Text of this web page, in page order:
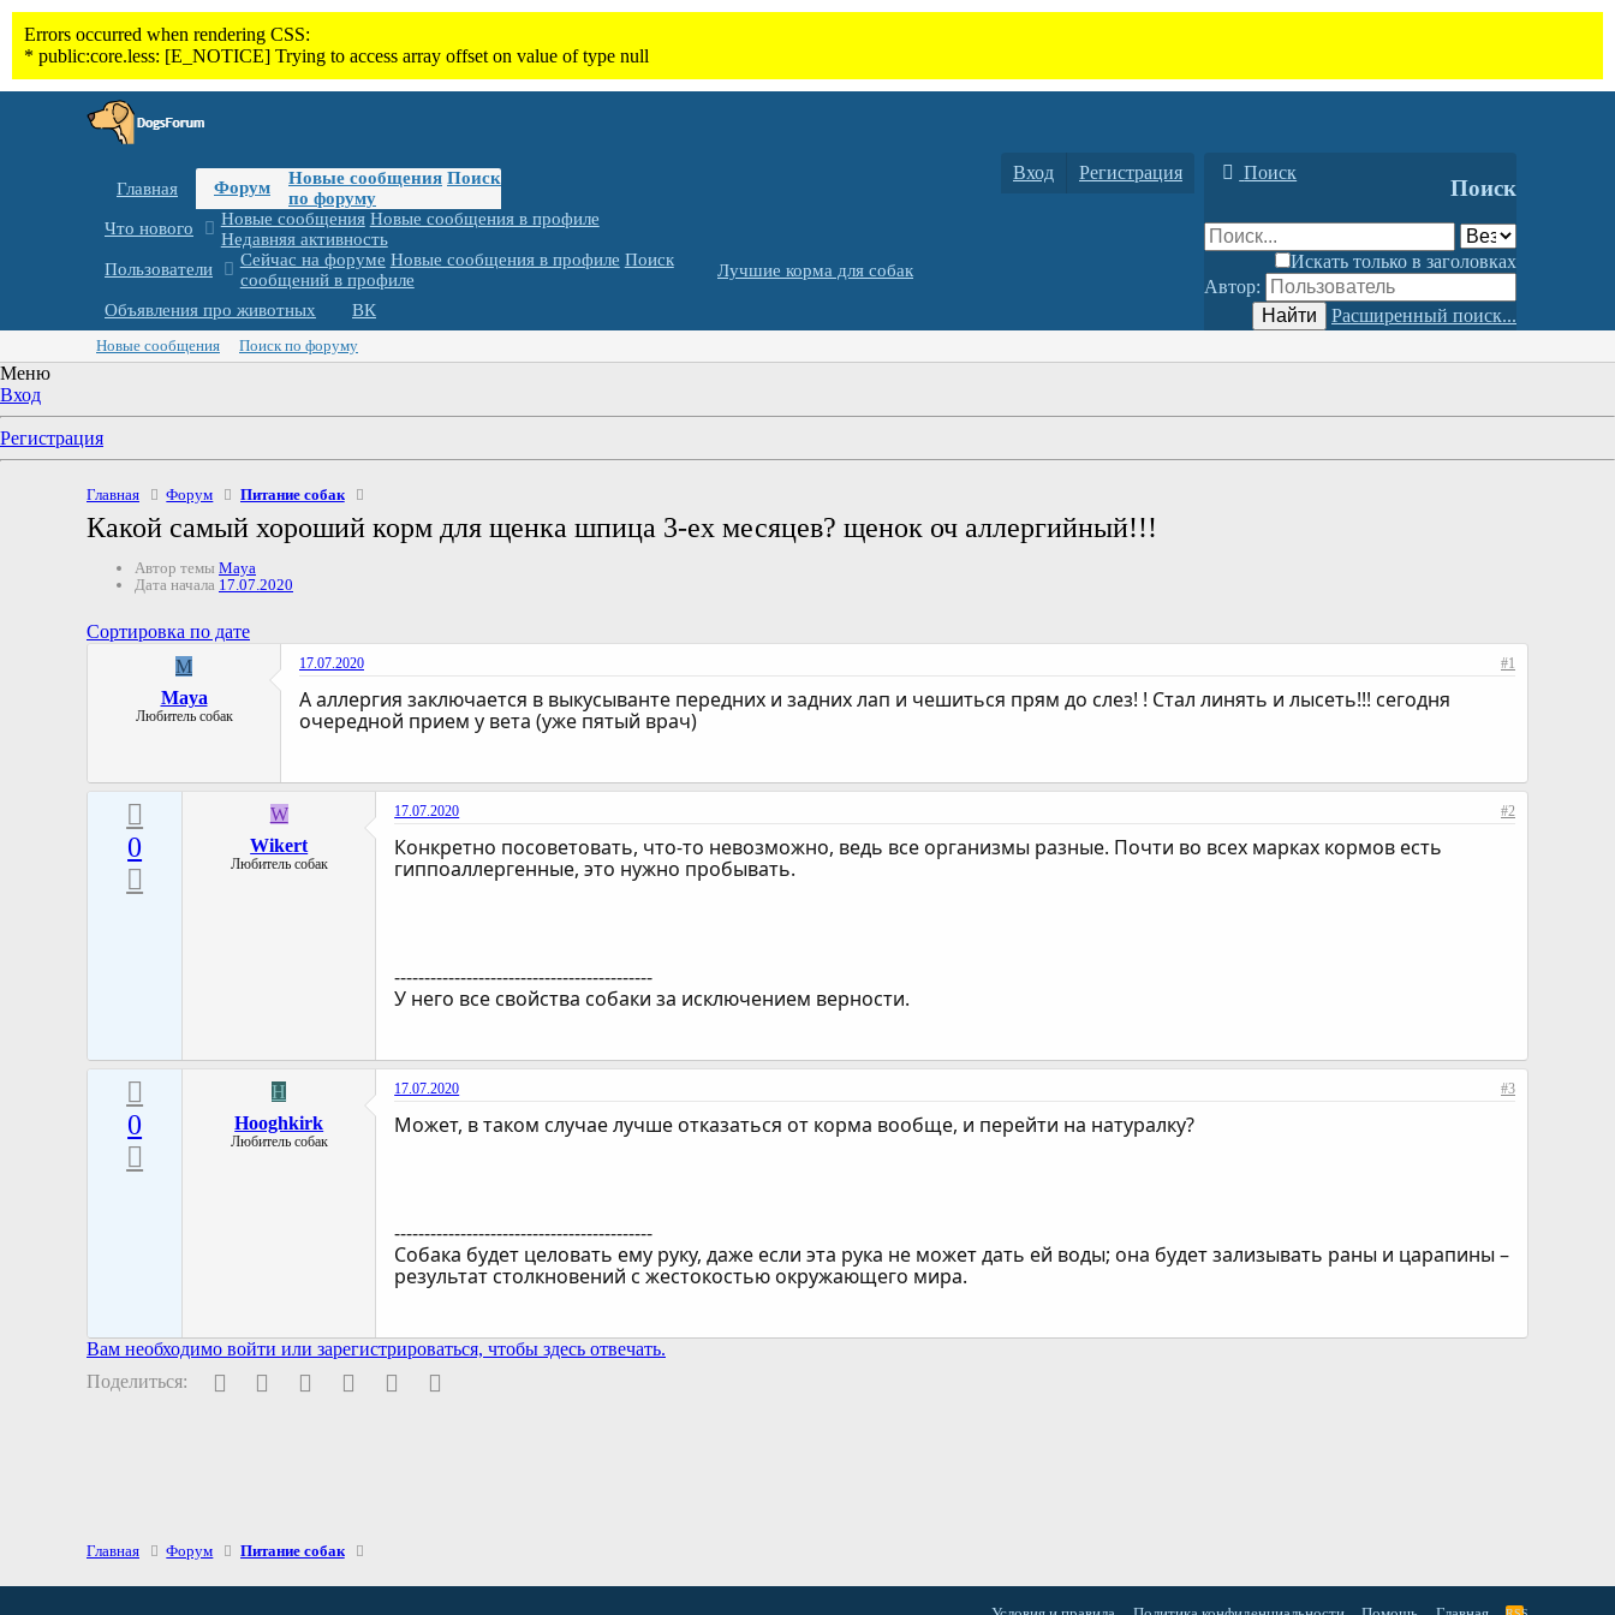
Главная Форум Новые сообщения Поиск
по форуму
Что нового
Новые сообщения Новые сообщения в профиле
Недавняя активность
Пользователи
Сейчас на форуме Новые сообщения в профиле Поиск
сообщений в профиле
Лучшие корма для собак
Объявления про животных ВК
Вход Регистрация Поиск
Поиск
Искать только в заголовках
Автор:
Найти
Расширенный поиск...
Новые сообщения Поиск по форуму
Меню
Вход
Регистрация
Главная Форум Питание собак
Какой самый хороший корм для щенка шпица 3-ех месяцев? щенок оч аллергийный!!!
Автор темы Maya
Дата начала 17.07.2020
Сортировка по дате
M
Maya
Любитель собак
17.07.2020 #1
А аллергия заключается в выкусыванте передних и задних лап и чешиться прям до слез! ! Стал линять и лысеть!!! сегодня
очередной прием у вета (уже пятый врач)
0
W
Wikert
Любитель собак
17.07.2020 #2
Конкретно посоветовать, что-то невозможно, ведь все организмы разные. Почти во всех марках кормов есть
гиппоаллергенные, это нужно пробывать.
-------------------------------------------
У него все свойства собаки за исключением верности.
0
H
Hooghkirk
Любитель собак
17.07.2020 #3
Может, в таком случае лучше отказаться от корма вообще, и перейти на натуралку?
-------------------------------------------
Собака будет целовать ему руку, даже если эта рука не может дать ей воды; она будет зализывать раны и царапины –
результат столкновений с жестокостью окружающего мира.
Вам необходимо войти или зарегистрироваться, чтобы здесь отвечать.
Поделиться:
Facebook
Twitter PinterestWhatsAppЭлектронная почта
Главная Форум Питание собак